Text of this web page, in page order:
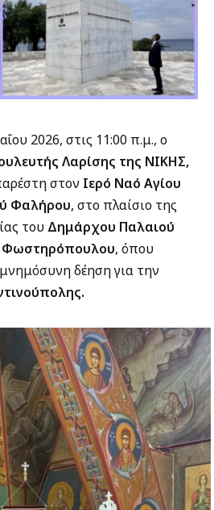
2026, στις 11:00 π.μ., ο
Λαρίσης της ΝΙΚΗΣ,
στον Ιερό Ναό Αγίου
Φαλήρου, στο πλαίσιο της
του Δημάρχου Παλαιού
Φωστηρόπουλου, όπου
δέηση για την